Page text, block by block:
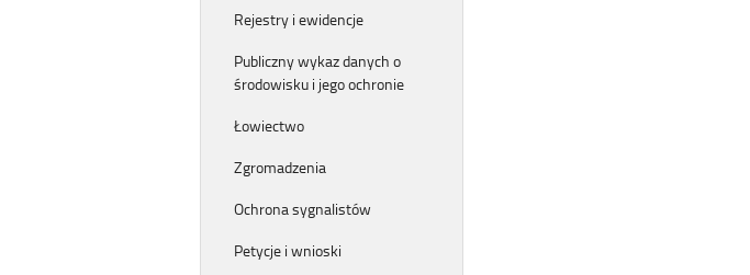
Rejestry i ewidencje
Publiczny wykaz danych o
środowisku i jego ochronie
Łowiectwo
Zgromadzenia
Ochrona sygnalistów
Petycje i wnioski